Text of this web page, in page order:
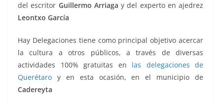
del escritor Guillermo Arriaga y del experto en ajedrez
Leontxo García
Hay Delegaciones tiene como principal objetivo acercar
la cultura a otros públicos, a través de diversas
actividades 100% gratuitas en las delegaciones de
Querétaro y en esta ocasión, en el municipio de
Cadereyta